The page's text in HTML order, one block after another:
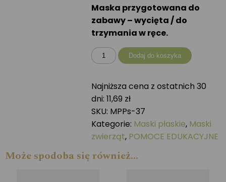
Maska przygotowana do
zabawy – wycięta / do
trzymania w ręce.
ilość
Maska
Dodaj do koszyka
Najniższa cena z ostatnich 30
dni:11,69 zł
SKU: MPPs-37
Kategorie: Maski płaskie, Maski
zwierząt, POMOCE EDUKACYJNE
Może spodoba się również…